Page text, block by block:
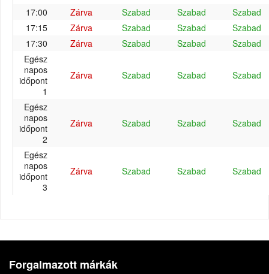
17:00
Zárva Szabad Szabad
Szabad
17:15
Zárva Szabad Szabad
Szabad
17:30
Zárva Szabad Szabad
Szabad
Egész
napos
időpont
1
Zárva Szabad Szabad Szabad
Egész
napos
időpont
2
Zárva Szabad Szabad Szabad
Egész
napos
időpont
3
Zárva Szabad Szabad Szabad
Forgalmazott márkák